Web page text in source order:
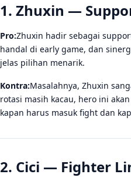
1. Zhuxin —
Pro:Zhuxin hadir sebagai
handal di early game, dan
jelas pilihan menarik.
Kontra:Masalahnya, Zhuxin
rotasi masih kacau, hero ini
kapan harus masuk fight dan
2. Cici — Fighter